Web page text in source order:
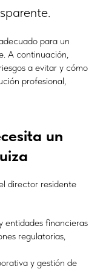
para un
A continuación,
a evitar y cómo
profesional,
un
director residente
entidades financieras
regulatorias,
y gestión de